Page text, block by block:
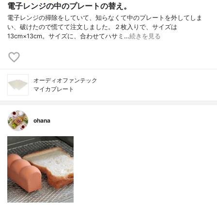
電子レンジの中のプレートの替え。
電子レンジの掃除をしていて、知らなくて中のプレートを外してしま
い、破けたので慌てて注文しました。２枚入りで、サイズは
13cm×13cm。サイズに、合わせてハサミ…続きを見る
オーディオファンテック
マイカプレート
ohana